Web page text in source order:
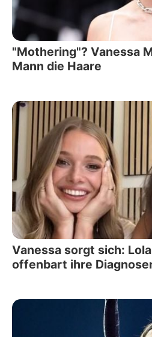
"Mothering"? Vanessa
Mann die Haare
Vanessa sorgt sich:
offenbart ihre